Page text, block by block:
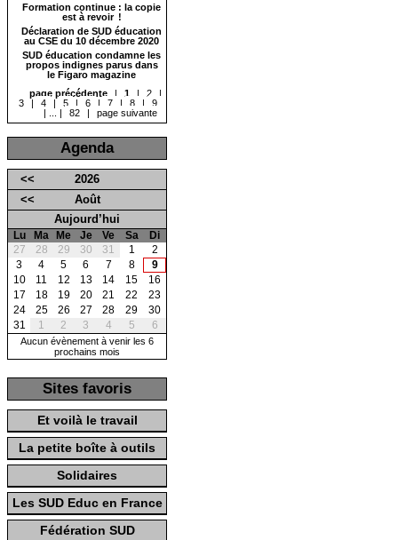
Formation continue : la copie
est à revoir !
Déclaration de SUD éducation
au CSE du 10 décembre 2020
SUD éducation condamne les
propos indignes parus dans
le Figaro magazine
page précédente
| 1 | 2
|
3
| 4 | 5 | 6 | 7 | 8 |
9
|
| 82 | page suivante
Agenda
<<
2026
<<
Août
Aujourd’hui
Lu Ma Me Je Ve Sa
Di
27
28 29 30 31 1
2
3
4 5 6 7 8
9
10
11 12 13 14 15
16
17
18 19 20 21 22
23
24
25 26 27 28 29
30
31
1 2 3 4 5 6
Aucun évènement à venir les 6
prochains mois
Sites favoris
Et voilà le travail
La petite boîte à outils
Solidaires
Les SUD Educ en France
Fédération SUD